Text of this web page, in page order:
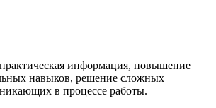
информация, повышение
навыков, решение сложных
в процессе работы.